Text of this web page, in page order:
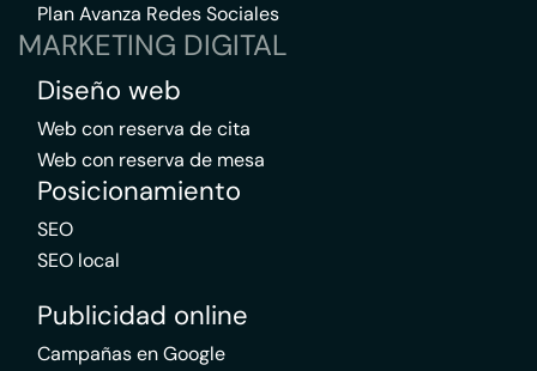
Plan Avanza Redes Sociales
MARKETING DIGITAL
Diseño web
Web con reserva de cita
Web con reserva de mesa
Posicionamiento
SEO
SEO local
Publicidad online
Campañas en Google